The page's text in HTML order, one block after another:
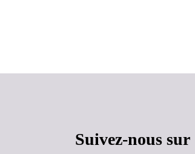
Suivez-nous sur